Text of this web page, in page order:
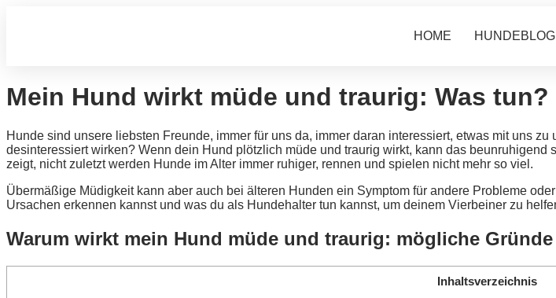
HOME HUNDEBLOG
Mein Hund wirkt müde und traurig: Was tun?
Hunde sind unsere liebsten Freunde, immer für uns da, immer daran interessiert, etwas mit uns
desinteressiert wirken? Wenn dein Hund plötzlich müde und traurig wirkt, kann das
zeigt, nicht zuletzt werden Hunde im Alter immer ruhiger, rennen und spielen nicht mehr so viel.
Übermäßige Müdigkeit kann aber auch bei älteren Hunden ein Symptom für andere Probleme
Ursachen erkennen kannst und was du als Hundehalter tun kannst, um deinem Vierbeiner zu
Warum wirkt mein Hund müde und traurig: mögliche Gründe
Inhaltsverzeichnis